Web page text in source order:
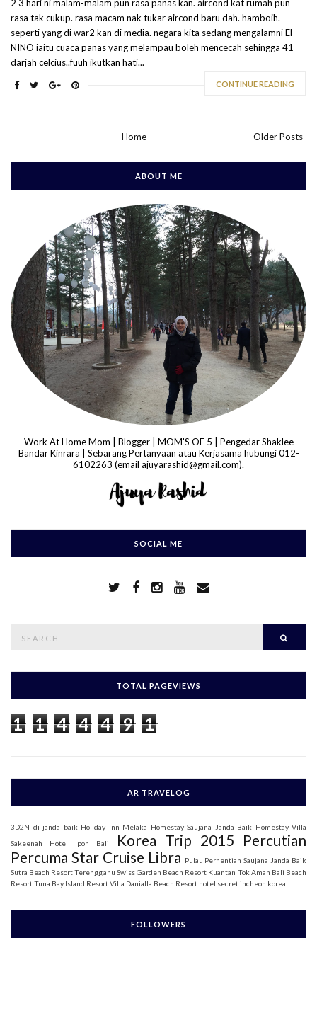
2 3 hari ni malam-malam pun rasa panas kan. aircond kat rumah pun
rasa tak cukup. rasa macam nak tukar aircond baru dah. hamboih.
seperti yang di war2 kan di media. negara kita sedang mengalamni El
NINO iaitu cuaca panas yang melampau boleh mencecah sehingga 41
darjah celcius..fuuh ikutkan hati...
CONTINUE READING
Older Posts
Home
ABOUT ME
Work At Home Mom | Blogger | MOM'S OF 5 | Pengedar Shaklee
Bandar Kinrara | Sebarang Pertanyaan atau Kerjasama hubungi 012-
6102263 (email ajuyarashid@gmail.com).
SOCIAL ME
c
f
r
:
TOTAL PAGEVIEWS
1 1 4 4 4 9 1
AR TRAVELOG
3D2N di janda baik Holiday Inn Melaka Homestay Saujana Janda Baik Homestay Villa
Sakeenah
Hotel Ipoh Bali Korea Trip 2015 Percutian
Percuma Star Cruise Libra Pulau Perhentian Saujana Janda Baik
Sutra Beach Resort Terengganu Swiss Garden Beach Resort Kuantan Tok Aman Bali Beach
ResortTuna Bay Island ResortVilla Danialla Beach Resort hotel secret incheon korea
FOLLOWERS